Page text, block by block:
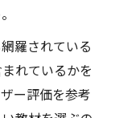
羅されている
れているかを
ー評価を参考